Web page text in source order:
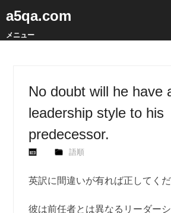
a5qa.com
メニュー
No doubt will he have
leadership style to his
predecessor.
語順
英訳に間違いが有れば正してくだ
彼は前任者とは異なるリーダー